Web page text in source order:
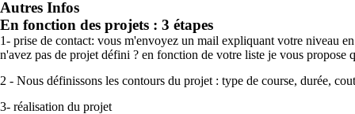
Autres Infos
En fonction des projets : 3 étapes
1- prise de contact: vous m'envoyez un mail expliquant votre niveau
n'avez pas de projet défini ? en fonction de votre liste je vous propose
2 - Nous définissons les contours du projet : type de course, durée,
3- réalisation du projet